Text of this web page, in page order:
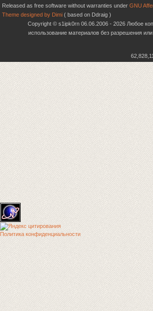
Released as free software without warranties under GNU
Theme designed by Dimi ( based on Ddraig )
Copyright © s1ipk0rn 06.06.2006 - 2026 Любое
использование материалов без разрешения
Политика конфиденциальности